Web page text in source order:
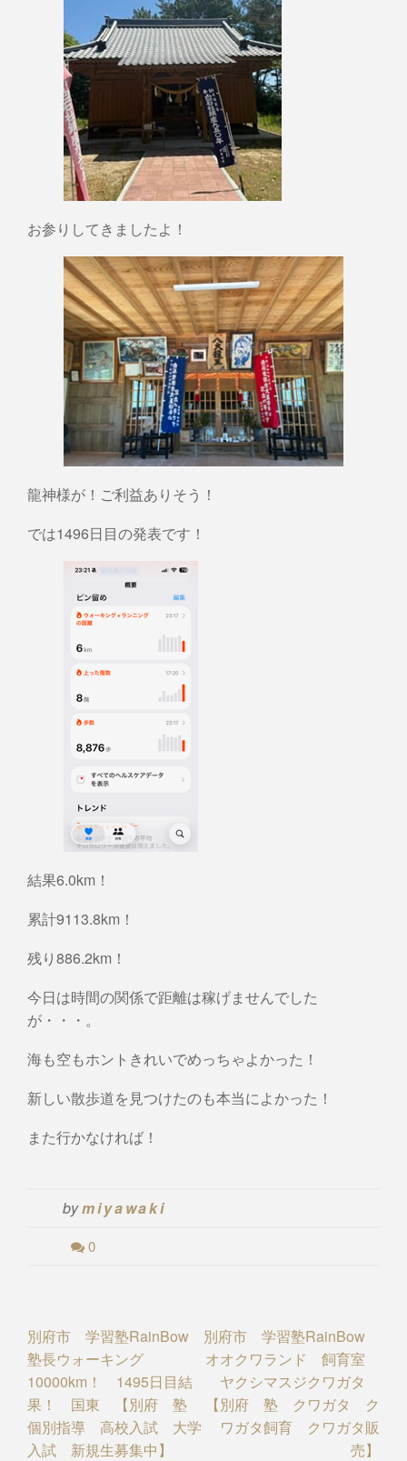
お参りしてきましたよ！
龍神様が！ご利益ありそう！
では1496日目の発表です！
結果6.0km！
累計9113.8km！
残り886.2km！
今日は時間の関係で距離は稼げませんでした
が・・・。
海も空もホントきれいでめっちゃよかった！
新しい散歩道を見つけたのも本当によかった！
また行かなければ！
bymiyawaki
0
Post
navigation
別府市 学習塾RainBow
塾長ウォーキング
10000km！ 1495日目結
果！ 国東 【別府 塾
個別指導 高校入試 大学
入試 新規生募集中】
別府市 学習塾RainBow
オオクワランド 飼育室
ヤクシマスジクワガタ
【別府 塾 クワガタ ク
ワガタ飼育 クワガタ販
売】